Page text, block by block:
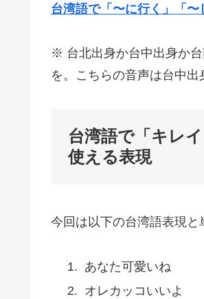
台湾語で「〜に行く」「〜
※ 台北出身か台中出身か
を。こちらの音声は台中出
台湾語で「キレ
使える表現
今回は以下の台湾語表現と
あなた可愛いね
オレカッコいいよ